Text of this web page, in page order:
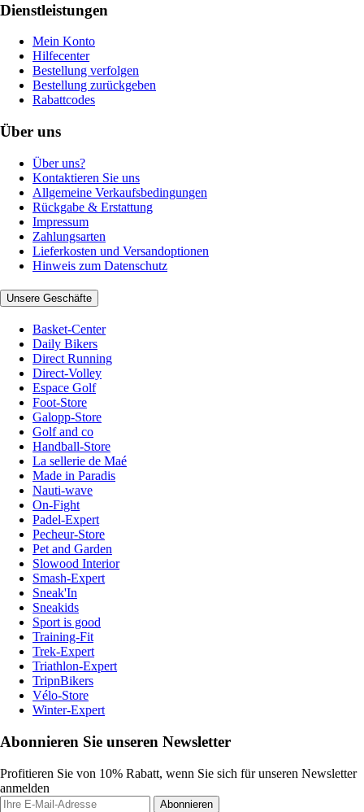
Dienstleistungen
Mein Konto
Hilfecenter
Bestellung verfolgen
Bestellung zurückgeben
Rabattcodes
Über uns
Über uns?
Kontaktieren Sie uns
Allgemeine Verkaufsbedingungen
Rückgabe & Erstattung
Impressum
Zahlungsarten
Lieferkosten und Versandoptionen
Hinweis zum Datenschutz
Unsere Geschäfte
Basket-Center
Daily Bikers
Direct Running
Direct-Volley
Espace Golf
Foot-Store
Galopp-Store
Golf and co
Handball-Store
La sellerie de Maé
Made in Paradis
Nauti-wave
On-Fight
Padel-Expert
Pecheur-Store
Pet and Garden
Slowood Interior
Smash-Expert
Sneak'In
Sneakids
Sport is good
Training-Fit
Trek-Expert
Triathlon-Expert
TripnBikers
Vélo-Store
Winter-Expert
Abonnieren Sie unseren Newsletter
Profitieren Sie von 10% Rabatt, wenn Sie sich für unseren Newsletter
anmelden
Abonnieren